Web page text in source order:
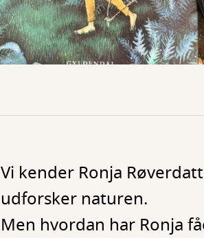
Vi kender Ronja
udforsker naturen.
Men hvordan har Ronja